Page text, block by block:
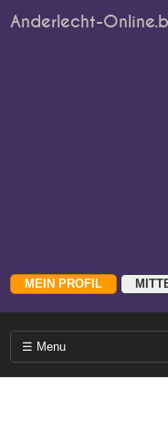
Anderlecht-